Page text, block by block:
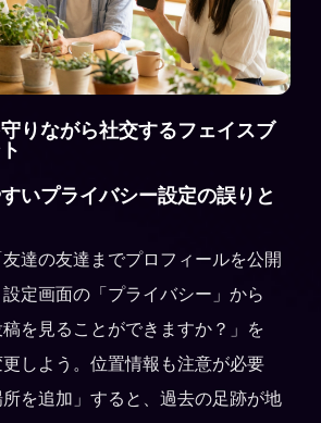
りながら社交するフェイスブ
いプライバシー設定の誤りと
達の友達までプロフィールを公開
定画面の「プライバシー」から
稿を見ることができますか？」を
更しよう。位置情報も注意が必要
を追加」すると、過去の足跡が地